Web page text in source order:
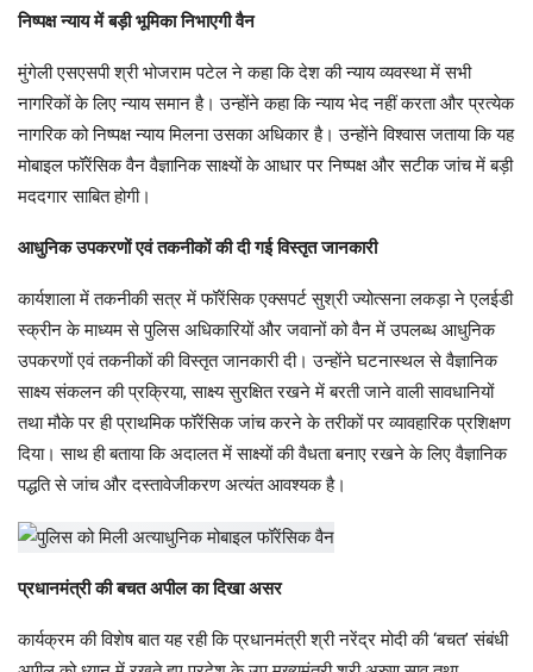
निष्पक्ष न्याय में बड़ी भूमिका निभाएगी वैन
मुंगेली एसएसपी श्री भोजराम पटेल ने कहा कि देश की न्याय व्यवस्था में सभी
नागरिकों के लिए न्याय समान है। उन्होंने कहा कि न्याय भेद नहीं करता और प्रत्येक
नागरिक को निष्पक्ष न्याय मिलना उसका अधिकार है। उन्होंने विश्वास जताया कि यह
मोबाइल फॉरेंसिक वैन वैज्ञानिक साक्ष्यों के आधार पर निष्पक्ष और सटीक जांच में बड़ी
मददगार साबित होगी।
आधुनिक उपकरणों एवं तकनीकों की दी गई विस्तृत जानकारी
कार्यशाला में तकनीकी सत्र में फॉरेंसिक एक्सपर्ट सुश्री ज्योत्सना लकड़ा ने एलईडी
स्क्रीन के माध्यम से पुलिस अधिकारियों और जवानों को वैन में उपलब्ध आधुनिक
उपकरणों एवं तकनीकों की विस्तृत जानकारी दी। उन्होंने घटनास्थल से वैज्ञानिक
साक्ष्य संकलन की प्रक्रिया, साक्ष्य सुरक्षित रखने में बरती जाने वाली सावधानियों
तथा मौके पर ही प्राथमिक फॉरेंसिक जांच करने के तरीकों पर व्यावहारिक प्रशिक्षण
दिया। साथ ही बताया कि अदालत में साक्ष्यों की वैधता बनाए रखने के लिए वैज्ञानिक
पद्धति से जांच और दस्तावेजीकरण अत्यंत आवश्यक है।
प्रधानमंत्री की बचत अपील का दिखा असर
कार्यक्रम की विशेष बात यह रही कि प्रधानमंत्री श्री नरेंद्र मोदी की ‘बचत’ संबंधी